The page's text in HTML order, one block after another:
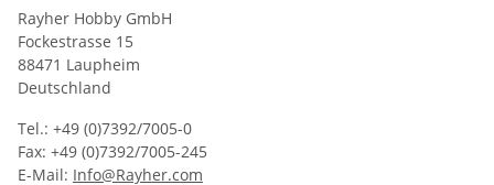
Rayher Hobby GmbH
Fockestrasse 15
88471 Laupheim
Deutschland
Tel.: +49 (0)7392/7005-0
Fax: +49 (0)7392/7005-245
E-Mail: Info@Rayher.com